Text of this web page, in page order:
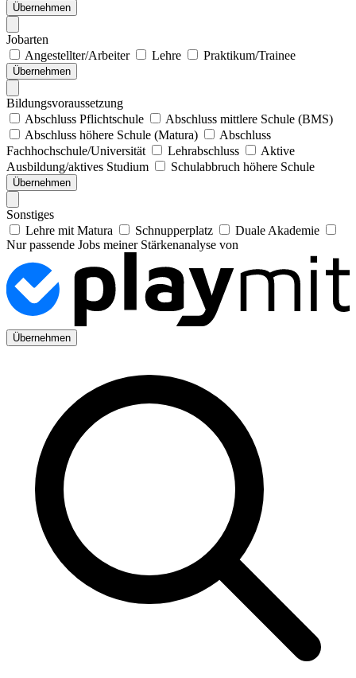
Übernehmen
Jobarten
Angestellter/Arbeiter
Lehre Praktikum/Trainee
Übernehmen
Bildungsvoraussetzung
Abschluss Pflichtschule
Abschluss mittlere Schule (BMS)
Abschluss höhere Schule (Matura)
Abschluss
Fachhochschule/Universität
Lehrabschluss
Aktive
Ausbildung/aktives Studium
Schulabbruch höhere Schule
Übernehmen
Sonstiges
Lehre mit Matura
Schnupperplatz
Duale Akademie
Nur passende Jobs meiner Stärkenanalyse von
Übernehmen